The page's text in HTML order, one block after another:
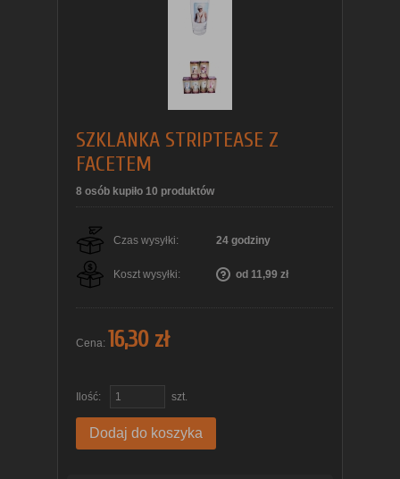
SZKLANKA STRIPTEASE Z
FACETEM
8 osób kupiło 10 produktów
Czas wysyłki: 24 godziny
Koszt wysyłki: od 11,99 zł
Cena: 16,30 zł
Ilość: szt.
Dodaj do koszyka